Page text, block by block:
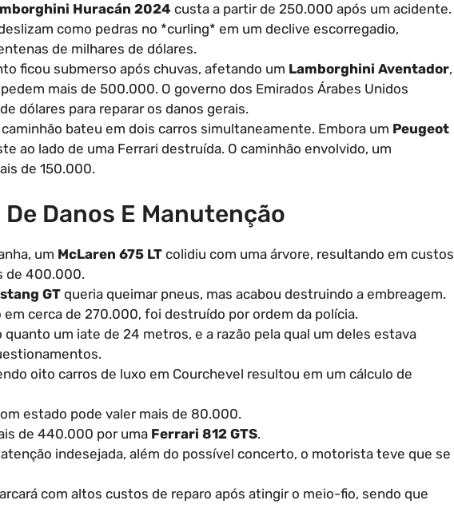
Huracán 2024 custa a partir de 250.000 após um acidente.
como pedras no *curling* em um declive escorregadio,
de milhares de dólares.
ficou submerso após chuvas, afetando um Lamborghini Aventador,
mais de 500.000. O governo dos Emirados Árabes Unidos
dólares para reparar os danos gerais.
bateu em dois carros simultaneamente. Embora um Peugeot
ao lado de uma Ferrari destruída. O caminhão envolvido, um
de 150.000.
Danos E Manutenção
um McLaren 675 LT colidiu com uma árvore, resultando em custos
de 400.000.
GT queria queimar pneus, mas acabou destruindo a embreagem.
em cerca de 270.000, foi destruído por ordem da polícia.
um iate de 24 metros, e a razão pela qual um deles estava
oito carros de luxo em Courchevel resultou em um cálculo de
estado pode valer mais de 80.000.
de 440.000 por uma Ferrari 812 GTS.
indesejada, além do possível concerto, o motorista teve que se
arcará com altos custos de reparo após atingir o meio-fio, sendo que